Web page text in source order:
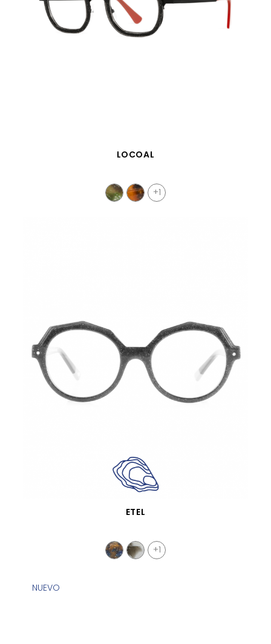
VISTA RÁPIDA
LOCOAL
+1
VISTA RÁPIDA
ETEL
+1
NUEVO